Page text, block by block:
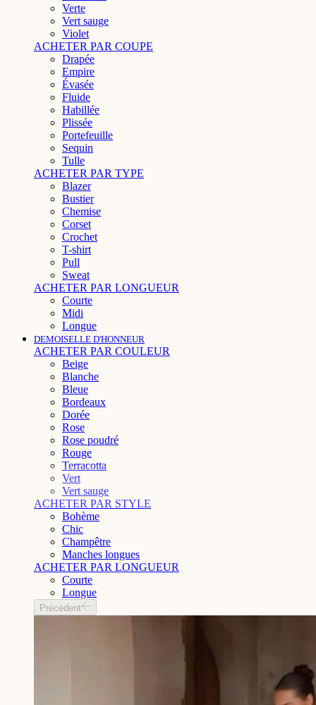
Verte
Vert sauge
Violet
ACHETER PAR COUPE
Drapée
Empire
Évasée
Fluide
Habillée
Plissée
Portefeuille
Sequin
Tulle
ACHETER PAR TYPE
Blazer
Bustier
Chemise
Corset
Crochet
T-shirt
Pull
Sweat
ACHETER PAR LONGUEUR
Courte
Midi
Longue
DEMOISELLE D'HONNEUR
ACHETER PAR COULEUR
Beige
Blanche
Bleue
Bordeaux
Dorée
Rose
Rose poudré
Rouge
Terracotta
Vert
Vert sauge
ACHETER PAR STYLE
Bohème
Chic
Champêtre
Manches longues
ACHETER PAR LONGUEUR
Courte
Longue
Précédent